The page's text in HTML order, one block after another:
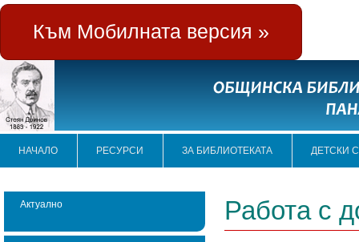
Към Мобилната версия »
НАЧАЛО РЕСУРСИ ЗА БИБЛИОТЕКАТА ДЕТСКИ
Актуално Работа с